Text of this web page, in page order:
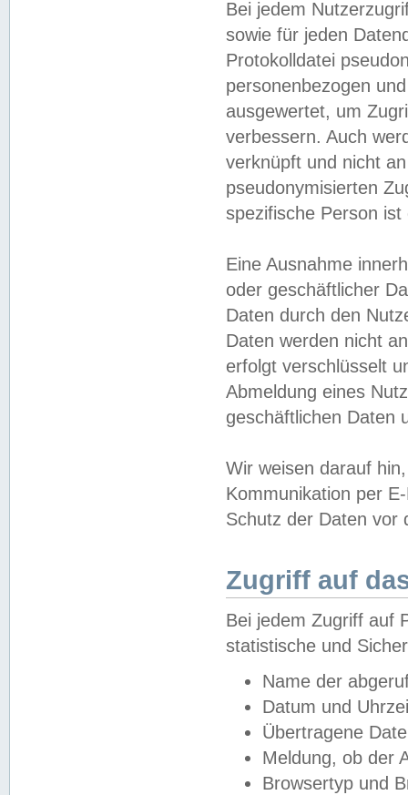
Bei jedem
sowie für jeden
Protokolldatei
personenbezogen
ausgewertet, um
verbessern. Auch
verknüpft und nicht
pseudonymisierten
spezifische Person
Eine Ausnahme
oder geschäftlicher
Daten durch den
Daten werden nicht
erfolgt verschlüsselt
Abmeldung eines
geschäftlichen Daten
Wir weisen darauf
Kommunikation per
Schutz der Daten vor
Zugriff auf
Bei jedem Zugriff auf
statistische und
Name der
Datum und
Übertragene
Meldung, ob der
Browsertyp und